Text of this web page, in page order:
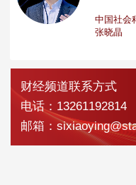
中国社会
张晓晶
财经频道联系方式
电话：
邮箱：